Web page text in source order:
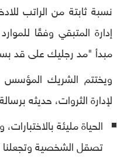
إدارة المتبقي وفقًا
مبدأ "مد رجليك على قد
ويختتم الشريك المؤسس
لإدارة الثروات، حديثه
الحياة مليئة
تصقل الشخصية